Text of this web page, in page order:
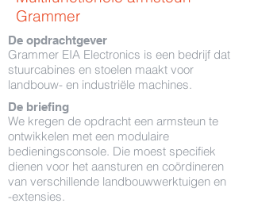
Grammer
De opdrachtgever
Grammer EIA Electronics is een bedrijf dat
stuurcabines en stoelen maakt voor
landbouw- en industriële machines.
De briefing
We kregen de opdracht een armsteun te
ontwikkelen met een modulaire
bedieningsconsole. Die moest specifiek
dienen voor het aansturen en coördineren
van verschillende landbouwwerktuigen en
-extensies.